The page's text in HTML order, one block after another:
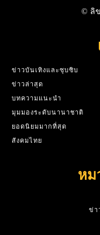
© ลิข
ข่าวบันเทิงและซุบซิบ
ข่าวล่าสุด
บทความแนะนำ
มุมมองระดับนานาชาติ
ยอดนิยมมากที่สุด
สังคมไทย
หม
ข่า